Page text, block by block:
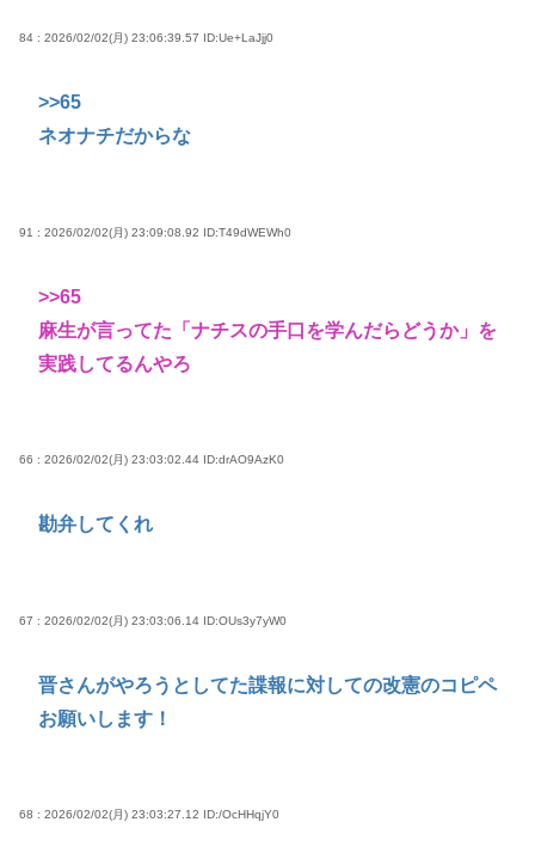
84 : 2026/02/02(月) 23:06:39.57 ID:Ue+LaJjj0
>>65
ネオナチだからな
91 : 2026/02/02(月) 23:09:08.92 ID:T49dWEWh0
>>65
麻生が言ってた「ナチスの手口を学んだらどうか」を
実践してるんやろ
66 : 2026/02/02(月) 23:03:02.44 ID:drAO9AzK0
勘弁してくれ
67 : 2026/02/02(月) 23:03:06.14 ID:OUs3y7yW0
晋さんがやろうとしてた諜報に対しての改憲のコピペ
お願いします！
68 : 2026/02/02(月) 23:03:27.12 ID:/OcHHqjY0